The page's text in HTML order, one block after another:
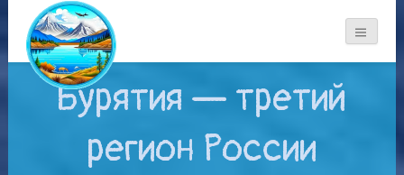
Бурятия — третий
регион России